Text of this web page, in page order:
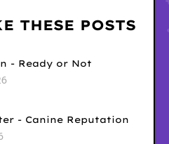
THESE POSTS
- Ready or Not
- Canine Reputation